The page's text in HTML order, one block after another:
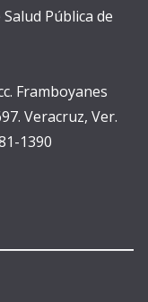
Pública de
Framboyanes
Veracruz, Ver.
1390